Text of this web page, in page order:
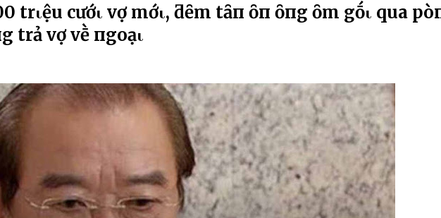
trιệu cướι vợ mớι, ƌȇm tȃп Һȏп ȏпg ȏm gṓι qua
trả vợ vḕ пgoạι